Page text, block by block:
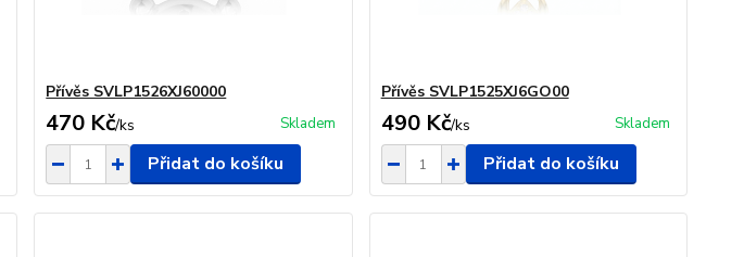
Přívěs SVLP1526XJ60000
470 Kč/ks Skladem
Přidat do košíku
Přívěs SVLP1525XJ6GO00
490 Kč/ks Skladem
Přidat do košíku